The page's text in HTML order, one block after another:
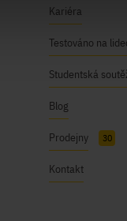
Kariéra
Testováno na
Studentská
Blog
Prodejny 30
Kontakt